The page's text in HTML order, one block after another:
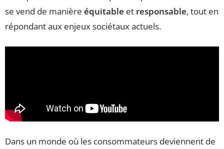
se vend de manière équitable et responsable, tout en
répondant aux enjeux sociétaux actuels.
Dans un monde où les consommateurs deviennent de